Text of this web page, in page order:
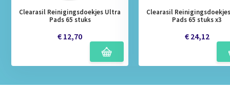
Clearasil Reinigingsdoekjes Ultra
Pads 65 stuks
€ 12,70
Clearasil
Pads 65 stuks x3
€ 24,12